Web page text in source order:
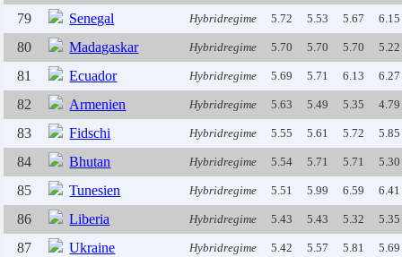
79 Senegal Hybridregime 5.72 5.53 5.67 6.15
80 Madagaskar Hybridregime 5.70 5.70 5.70 5.22
81 Ecuador Hybridregime 5.69 5.71 6.13 6.27
82 Armenien Hybridregime 5.63 5.49 5.35 4.79
83 Fidschi Hybridregime 5.55 5.61 5.72 5.85
84 Bhutan Hybridregime 5.54 5.71 5.71 5.30
85 Tunesien Hybridregime 5.51 5.99 6.59 6.41
86 Liberia Hybridregime 5.43 5.43 5.32 5.35
87 Ukraine Hybridregime 5.42 5.57 5.81 5.69